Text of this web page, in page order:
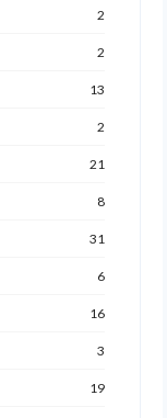
2
2
13
2
21
8
31
6
16
3
19